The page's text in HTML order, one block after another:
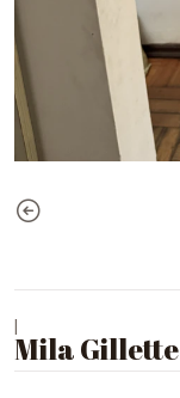
Mila Gillette